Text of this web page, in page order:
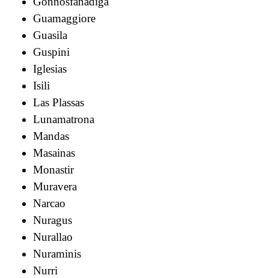
Guamaggiore
Guasila
Guspini
Iglesias
Isili
Las Plassas
Lunamatrona
Mandas
Masainas
Monastir
Muravera
Narcao
Nuragus
Nurallao
Nuraminis
Nurri